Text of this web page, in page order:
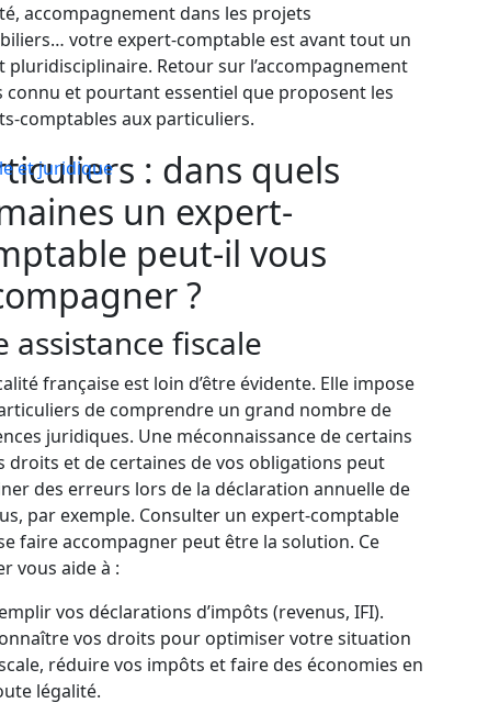
et juridique
accompagnement dans les projets
votre expert-comptable est avant tout un
pluridisciplinaire. Retour sur l’accompagnement
connu et pourtant essentiel que proposent les
comptables aux particuliers.
: dans quels
un expert-
peut-il vous
?
assistance fiscale
française est loin d’être évidente. Elle impose
de comprendre un grand nombre de
juridiques. Une méconnaissance de certains
droits et de certaines de vos obligations peut
des erreurs lors de la déclaration annuelle de
par exemple. Consulter un expert-comptable
faire accompagner peut être la solution. Ce
vous aide à :
vos déclarations d’impôts (revenus, IFI).
vos droits pour optimiser votre situation
réduire vos impôts et faire des économies en
légalité.